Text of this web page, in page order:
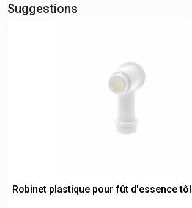
Suggestions
Robinet plastique pour fût d'essence